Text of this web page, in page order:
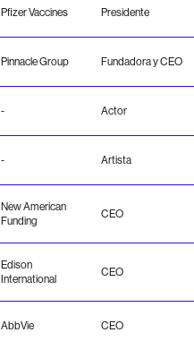
Pfizer Vaccines Presidente
Pinnacle Group Fundadora y CEO
- Actor
- Artista
New American
Funding
CEO
Edison
International
CEO
AbbVie CEO